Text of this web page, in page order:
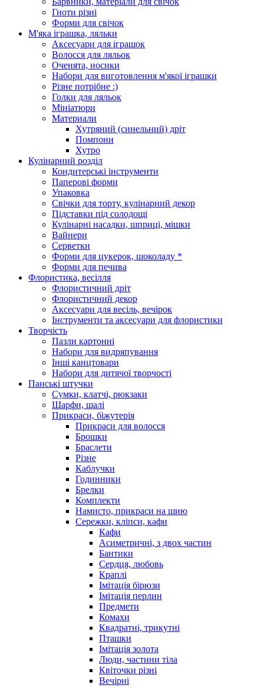
Гноти різні
Форми для свічок
М'яка іграшка, ляльки
Аксесуари для іграшок
Волосся для ляльок
Оченята, носики
Набори для виготовлення м'якої іграшки
Різне потрібне :)
Голки для ляльок
Мініатюри
Материали
Хутряний (синельний) дріт
Помпони
Хутро
Кулінарний розділ
Кондитерські інструменти
Паперові форми
Упаковка
Свічки для торту, кулінарний декор
Підставки під солодощі
Кулінарні насадки, шприці, мішки
Вайнери
Серветки
Форми для цукерок, шоколаду *
Форми для печива
Флористика, весілля
Флористичний дріт
Флористичний декор
Аксесуари для весіль, вечірок
Інструменти та аксесуари для флористики
Творчість
Пазли картонні
Набори для видряпування
Інші канцтовари
Набори для дитячої творчості
Панські штучки
Сумки, клатчі, рюкзаки
Шарфи, шалі
Прикраси, біжутерія
Прикраси для волосся
Брошки
Браслети
Різне
Каблучки
Годинники
Брелки
Комплекти
Намисто, прикраси на шию
Сережки, кліпси, кафи
Кафи
Асиметричні, з двох частин
Бантики
Сердця, любовь
Краплі
Імітація бірюзи
Імітація перлин
Предмети
Комахи
Квадратні, трикутні
Пташки
Імітація золота
Люди, частини тіла
Квіточки різні
Вечірні